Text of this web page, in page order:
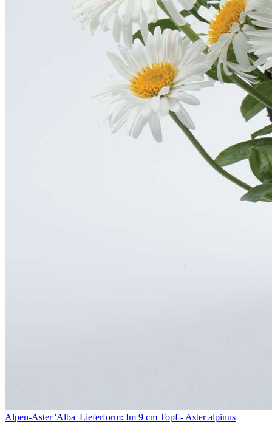
Alpen-Aster 'Alba' Lieferform: Im 9 cm Topf - Aster alpinus